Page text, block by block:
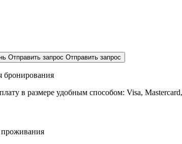
Отправить запрос Отправить запрос
бронирования
в размере удобным способом: Visa,
проживания